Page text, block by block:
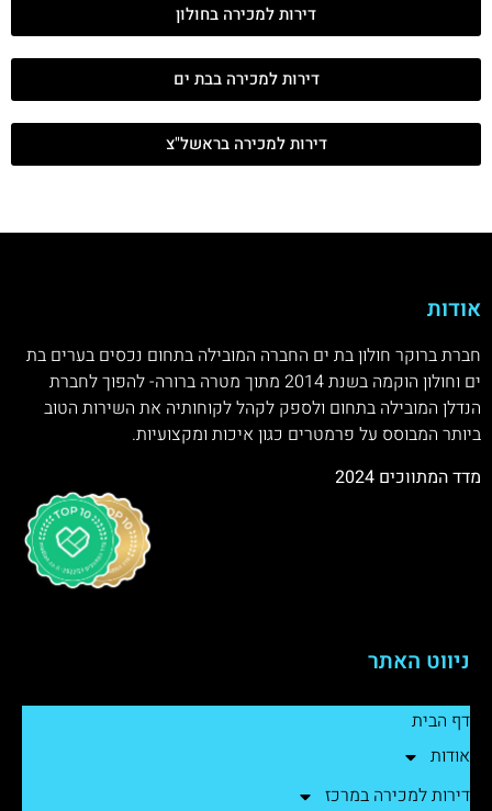
דירות למכירה בחולון
דירות למכירה בבת ים
דירות למכירה בראשל"צ
אודות
חברת ברוקר חולון בת ים החברה המובילה בתחום נכסים בערים בת
ים וחולון הוקמה בשנת 2014 מתוך מטרה ברורה- להפוך לחברת
הנדלן המובילה בתחום ולספק לקהל לקוחותיה את השירות הטוב
ביותר המבוסס על פרמטרים כגון איכות ומקצועיות.
מדד המתווכים 2024
ניווט האתר
דף הבית
אודות
דירות למכירה במרכז